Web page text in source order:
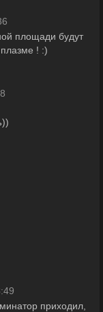
площади будут
! :)
приходил,